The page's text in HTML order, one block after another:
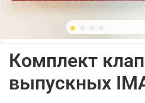
Комплект
выпускных